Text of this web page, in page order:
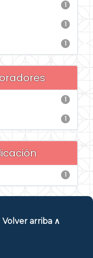
1
1
1
1
1
1
Volver arriba ∧